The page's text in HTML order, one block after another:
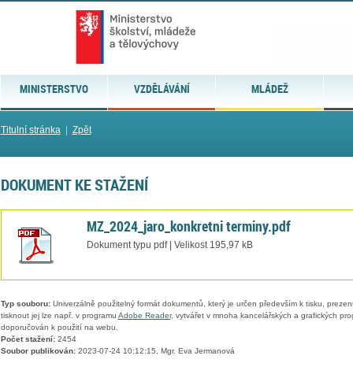
MINISTERSTVO VZDĚLÁVÁNÍ MLÁDEŽ
Titulní stránka| Zpět
DOKUMENT KE STAŽENÍ
MZ_2024_jaro_konkretni terminy.pdf
Dokument typu pdf | Velikost 195,97 kB
Typ souboru:Univerzálně použitelný formát dokumentů, který je určen především k tisku,
tisknout jej lze např. v programu Adobe Reader, vytvářet v mnoha kancelářských a grafických
doporučován k použití na webu.
Počet stažení:2454
Soubor publikován:2023-07-24 10:12:15, Mgr. Eva Jermanová